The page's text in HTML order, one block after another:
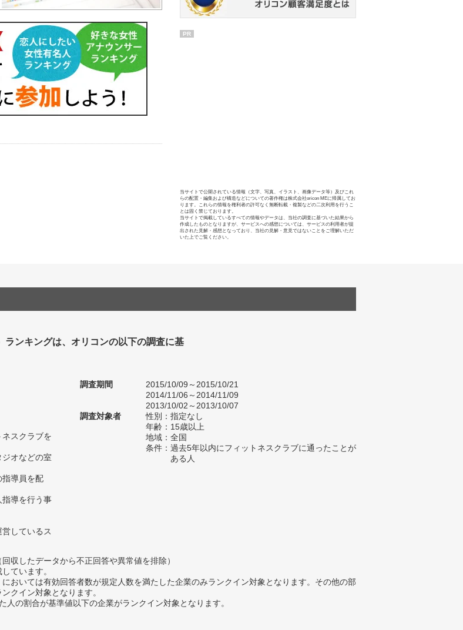
PR
当サイトで公開されている情報（文字、写真、イラスト、画像データ等）及びこれ
らの配置・編集および構造などについての著作権は株式会社oricon MEに帰属してお
ります。これらの情報を権利者の許可なく無断転載・複製などの二次利用を行うこ
とは固く禁じております。
当サイトで掲載しているすべての情報やデータは、当社の調査に基づいた結果から
作成したものとなりますが、サービスへの感想については、サービスの利用者が提
出された見解・感想となっており、当社の見解・意見ではないことをご理解いただ
いた上でご覧ください。
ランキングは、オリコンの以下の調査に基
スクラブを
オなどの室
指導員を配
指導を行う事
しているス
調査期間
2015/10/09～2015/10/21
2014/11/06～2014/11/09
2013/10/02～2013/10/07
調査対象者
性別：指定なし
年齢：15歳以上
地域：全国
条件：過去5年以内にフィットネスクラブに通ったことが
ある人
収したデータから不正回答や異常値を排除）
ています。
おいては有効回答者数が規定人数を満たした企業のみランクイン対象となります。その他の部
クイン対象となります。
の割合が基準値以下の企業がランクイン対象となります。